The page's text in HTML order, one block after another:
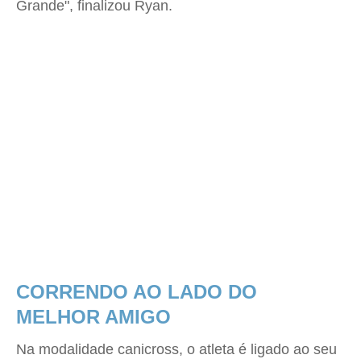
Grande", finalizou Ryan.
CORRENDO AO LADO DO
MELHOR AMIGO
Na modalidade canicross, o atleta é ligado ao seu